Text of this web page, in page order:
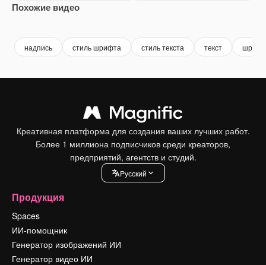
Похожие видео
надпись стиль шрифта стиль текста текст шрифт
Креативная платформа для создания ваших лучших работ.
Более 1 миллиона подписчиков среди креаторов,
предприятий, агентств и студий.
Pусский
Продукция
Spaces
ИИ-помощник
Генератор изображений ИИ
Генератор видео ИИ